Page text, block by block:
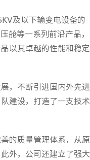
及以下输变电设备的
舱等一系列前沿产品，
以其卓越的性能和稳定
，不断引进国内外先进
建设，打造了一支技术
的质量管理体系，从原
外，公司还建立了强大